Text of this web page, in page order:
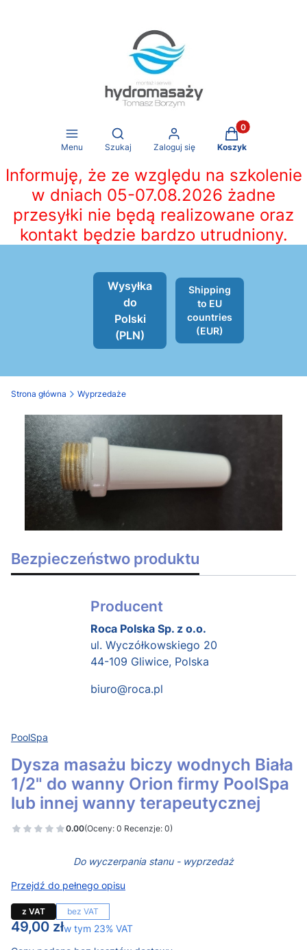
Menu
Otwórz wyszukiwarkę
Szukaj Zaloguj się
Produkty w
Koszyk
Informuję, że ze względu na szkolenie
w dniach 05-07.08.2026 żadne
przesyłki nie będą realizowane oraz
kontakt będzie bardzo utrudniony.
Wysyłka
do
Polski
(PLN)
Shipping
to EU
countries
(EUR)
Strona główna Wyprzedaże
Bezpieczeństwo produktu
Producent
Roca Polska Sp. z o.o.
ul. Wyczółkowskiego 20
44-109 Gliwice, Polska
biuro@roca.pl
PoolSpa
Dysza masażu biczy wodnych Biała
1/2" do wanny Orion firmy PoolSpa
lub innej wanny terapeutycznej
0.00(Oceny: 0 Recenzje: 0)
Do wyczerpania stanu - wyprzedaż
Przejdź do pełnego opisu
z VAT bez VAT
Cena
49,00 złw tym 23% VAT
w tym 23% VAT